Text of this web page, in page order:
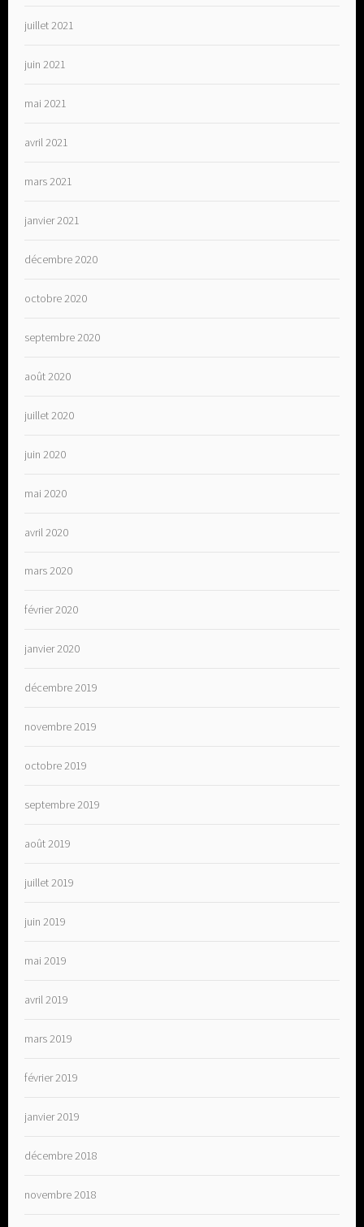
juillet 2021
juin 2021
mai 2021
avril 2021
mars 2021
janvier 2021
décembre 2020
octobre 2020
septembre 2020
août 2020
juillet 2020
juin 2020
mai 2020
avril 2020
mars 2020
février 2020
janvier 2020
décembre 2019
novembre 2019
octobre 2019
septembre 2019
août 2019
juillet 2019
juin 2019
mai 2019
avril 2019
mars 2019
février 2019
janvier 2019
décembre 2018
novembre 2018